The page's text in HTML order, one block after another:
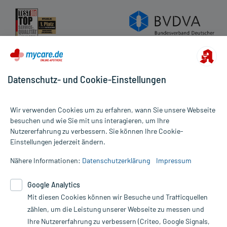
Alle Preise gelten inkl. MwSt., ggf. zzgl. Versandkosten
Informationen auf dieser Website werden ausschließlich für
die Untersuchung und Behandlung durch einen Arzt. Bitte
Therapien eingeleitet werden können. | Diese Webseite benutzt
Google Analytics. Lesen Sie bitte dazu die wichtigen Hinweise in
unserer Datenschutzerklärung. Für den Widerruf einer Bestellung
nutzen Sie das Formular:
Datenschutz- und Cookie-Einstellungen
Wir verwenden Cookies um zu erfahren, wann Sie unsere Webseite
besuchen und wie Sie mit uns interagieren, um Ihre
Nutzererfahrung zu verbessern. Sie können Ihre Cookie-
Einstellungen jederzeit ändern.
Nähere Informationen: Datenschutzerklärung Impressum
Google Analytics
Mit diesen Cookies können wir Besuche und Trafficquellen
zählen, um die Leistung unserer Webseite zu messen und
Ihre Nutzererfahrung zu verbessern (Criteo, Google Signals,